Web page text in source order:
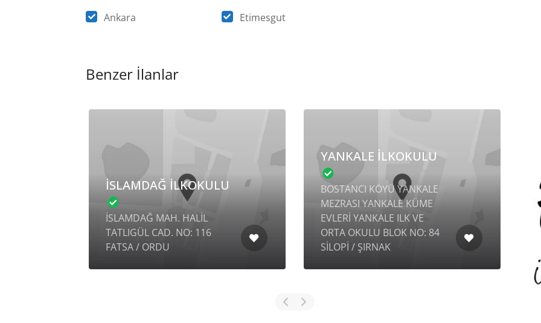
Ankara Etimesgut
Benzer İlanlar
İSLAMDAĞ İLKOKULU
İSLAMDAĞ MAH. HALİL
TATLIGÜL CAD. NO: 116
FATSA / ORDU
YANKALE İLKOKULU
BOSTANCI KÖYÜ YANKALE
MEZRASI YANKALE KÜME
EVLERİ YANKALE ILK VE
ORTA OKULU BLOK NO: 84
SİLOPİ / ŞIRNAK